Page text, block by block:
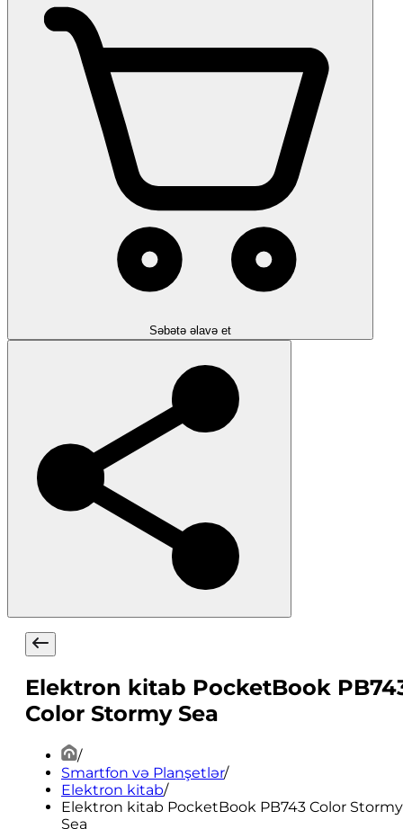
Səbətə əlavə et
Elektron kitab PocketBook
Color Stormy Sea
/
Smartfon və Planşetlər/
Elektron kitab/
Elektron kitab PocketBook PB743 Color Stormy
Sea